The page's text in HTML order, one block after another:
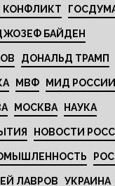
КОНФЛИКТ
БАЙДЕН
ДОНАЛЬД ТРАМП
МВФ МИД РОССИИ
МОСКВА НАУКА
НОВОСТИ
ЛАВРОВ УКРАИНА